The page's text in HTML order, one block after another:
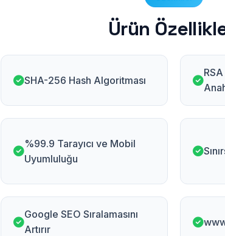
Ürün
SHA-256 Hash Algoritması
%99.9 Tarayıcı ve Mobil
Uyumluluğu
Google SEO Sıralamasını
Artırır